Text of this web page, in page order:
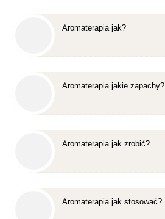
Aromaterapia jak?
Aromaterapia jakie zapachy?
Aromaterapia jak zrobić?
Aromaterapia jak stosować?